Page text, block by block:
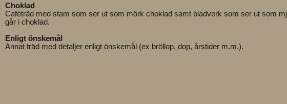
Choklad
Caféträd med stam som ser ut som mörk choklad samt bladverk som ser ut som
går i choklad.
Enligt önskemål
Annat träd med detaljer enligt önskemål (ex bröllop, dop, årstider m.m.).